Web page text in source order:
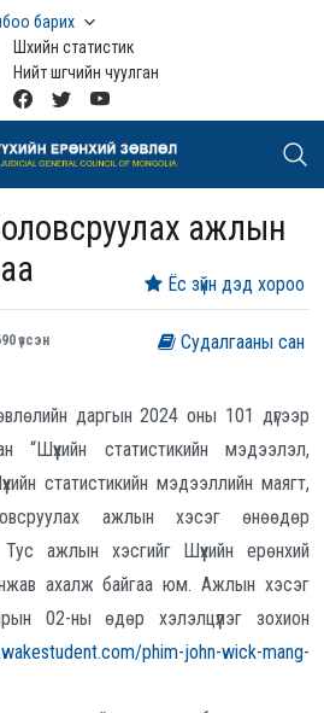
барих
Шүүхийн статистик
Нийт шүүгчийн чуулган
ажлын
үзсэн
даргын 2024 оны 101 дүгээр
“Шүүхийн статистикийн мэдээлэл,
статистикийн мэдээллийн маягт,
ажлын хэсэг өнөөдөр
ажлын хэсгийг Шүүхийн ерөнхий
ахалж байгаа юм. Ажлын хэсэг
02-ны өдөр хэлэлцүүлэг зохион
phim-john-wick-mang-
Судалгааны сан
Ёс зүйн дэд хороо